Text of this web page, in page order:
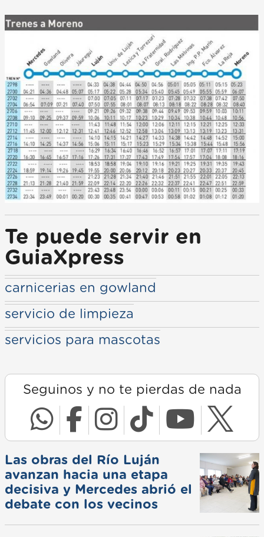
Te puede servir en
GuiaXpress
carnicerias en gowland
servicio de limpieza
servicios para mascotas
Seguinos y no te pierdas de nada
Las obras del Río Luján
avanzan hacia una etapa
decisiva y Mercedes abrió el
debate con los vecinos